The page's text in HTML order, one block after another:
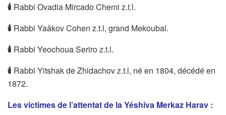
🕯 Rabbi Ovadia Mircado Chemi z.t.l.
🕯 Rabbi Yaâkov Cohen z.t.l, grand Mekoubal.
🕯 Rabbi Yeochoua Seriro z.t.l.
🕯 Rabbi Yitshak de Zhidachov z.t.l, né en 1804, décédé en
1872.
Les victimes de l’attentat de la Yéshiva Merkaz Harav :